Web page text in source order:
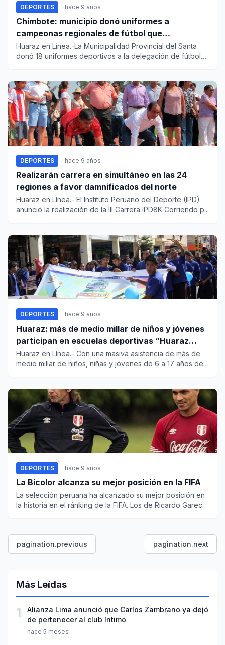
DEPORTES hace 9 años
Chimbote: municipio donó uniformes a
campeonas regionales de fútbol que
representan a Áncash
Huaraz en Línea.-La Municipalidad Provincial del Santa
donó 18 uniformes deportivos a la delegación de fútbol
DEPORTES hace 9 años
Realizarán carrera en simultáneo en las 24
regiones a favor damnificados del norte
Huaraz en Línea.- El Instituto Peruano del Deporte (IPD)
anunció la realización de la III Carrera IPD8K Corriendo p...
DEPORTES hace 9 años
Huaraz: más de medio millar de niños y jóvenes
participan en escuelas deportivas “Huaraz
forjando deporte”
Huaraz en Línea.- Con una masiva asistencia de más de
medio millar de niños, niñas y jóvenes de 6 a 17 años de
DEPORTES hace 9 años
La Bicolor alcanza su mejor posición en la FIFA
La selección peruana ha alcanzado su mejor posición en
la historia en el ránking de la FIFA. Los de Ricardo Gareca
pagination.previous pagination.next
Más Leídas
1
Alianza Lima anunció que Carlos Zambrano ya dejó
de pertenecer al club íntimo
hace 5 meses